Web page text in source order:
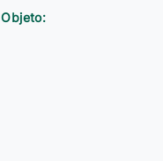
Objeto: